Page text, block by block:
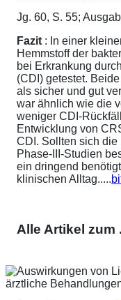
Jg. 60, S. 55;
Fazit : In einer
Hemmstoff der
bei Erkrankung
(CDI) getestet.
als sicher und gut
war ähnlich wie die
weniger CDI-
Entwicklung von
CDI. Sollten sich
Phase-III-Studien
ein dringend
klinischen Alltag.....
Alle Artikel zum